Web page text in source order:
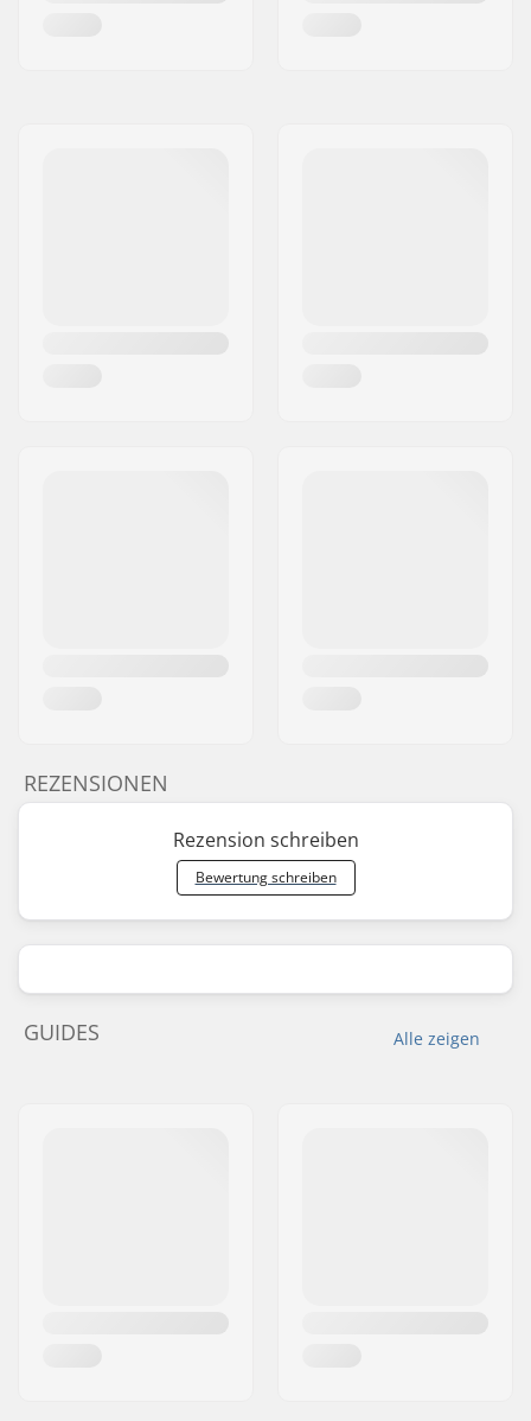
REZENSIONEN
Rezension schreiben
Bewertung schreiben
Alle zeigen
GUIDES